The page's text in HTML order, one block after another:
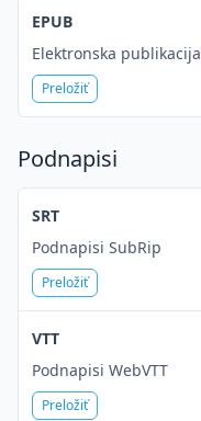
EPUB
Elektronska publikacija
Preložiť
Podnapisi
SRT
Podnapisi SubRip
Preložiť
VTT
Podnapisi WebVTT
Preložiť